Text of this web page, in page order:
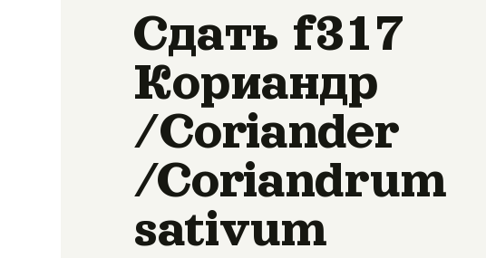
Сдать f317
Кориандр
/Coriander
/Coriandrum
sativum